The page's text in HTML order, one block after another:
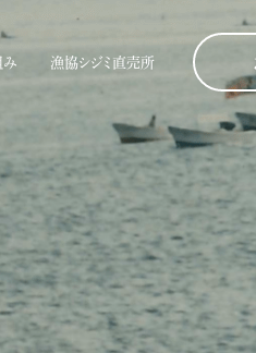
み 漁協シジミ直売所